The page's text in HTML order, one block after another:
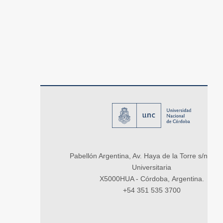
Pabellón Argentina, Av. Haya de la Torre s/n,
Universitaria
X5000HUA - Córdoba, Argentina.
+54 351 535 3700